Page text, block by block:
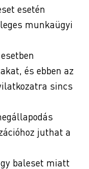
esetén
munkaügyi
és ebben az
sincs
juthat a
baleset miatt